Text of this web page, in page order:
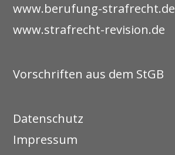
www.berufung-strafrecht.de
www.strafrecht-revision.de
Vorschriften aus dem StGB
Datenschutz
Impressum